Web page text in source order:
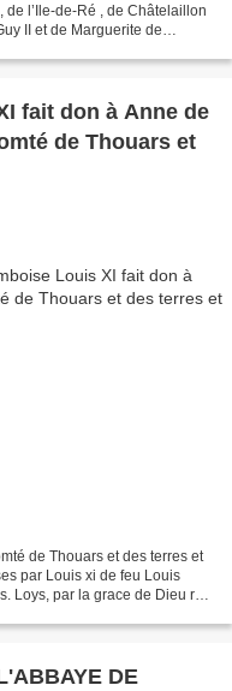
l’Ile-de-Ré , de Châtelaillon
II et de Marguerite de
fait don à Anne de
de Thouars et
de Thouars et des terres et
par Louis xi de feu Louis
Loys, par la grace de Dieu roy
DE